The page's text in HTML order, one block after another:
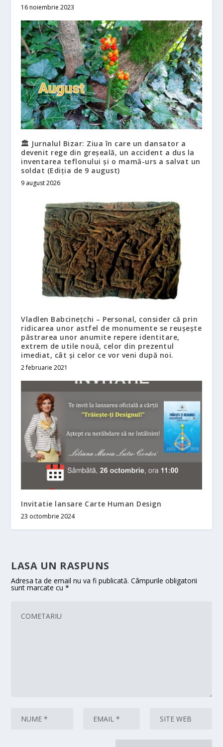
16 noiembrie 2023
🏛️ Jurnalul Bizar: Ziua în care un dansator a
devenit rege din greșeală, un accident a dus la
inventarea teflonului și o mamă-urs a salvat un
soldat (Ediția de 9 august)
9 august 2026
Vladlen Babcinețchi – Personal, consider că prin
ridicarea unor astfel de monumente se reușește
păstrarea unor anumite repere identitare,
extrem de utile nouă, celor din prezentul
imediat, cât și celor ce vor veni după noi.
2 februarie 2021
Invitatie lansare Carte Human Design
23 octombrie 2024
LASA UN RASPUNS
Adresa ta de email nu va fi publicată. Câmpurile obligatorii
sunt marcate cu*